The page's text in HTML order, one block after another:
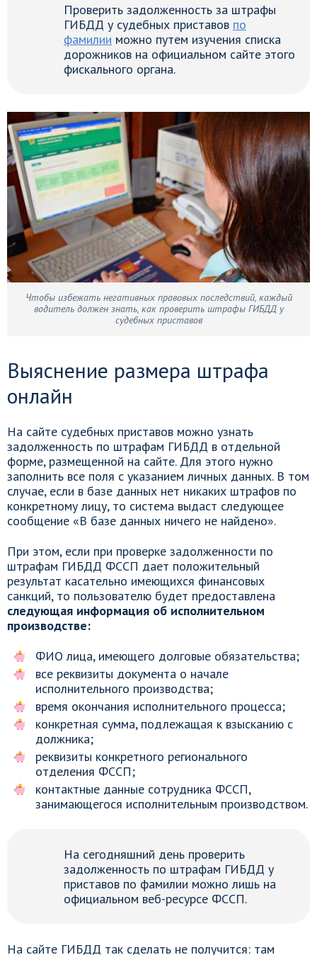
Проверить задолженность за штрафы
ГИБДД у судебных приставов по
фамилии можно путем изучения списка
дорожников на официальном сайте этого
фискального органа.
Чтобы избежать негативных правовых последствий, каждый
водитель должен знать, как проверить штрафы ГИБДД у
судебных приставов
Выяснение размера штрафа
онлайн
На сайте судебных приставов можно узнать
задолженность по штрафам ГИБДД в отдельной
форме, размещенной на сайте. Для этого нужно
заполнить все поля с указанием личных данных. В том
случае, если в базе данных нет никаких штрафов по
конкретному лицу, то система выдаст следующее
сообщение «В базе данных ничего не найдено».
При этом, если при проверке задолженности по
штрафам ГИБДД ФССП дает положительный
результат касательно имеющихся финансовых
санкций, то пользователю будет предоставлена
следующая информация об исполнительном
производстве:
ФИО лица, имеющего долговые обязательства;
все реквизиты документа о начале
исполнительного производства;
время окончания исполнительного процесса;
конкретная сумма, подлежащая к взысканию с
должника;
реквизиты конкретного регионального
отделения ФССП;
контактные данные сотрудника ФССП,
занимающегося исполнительным производством.
На сегодняшний день проверить
задолженность по штрафам ГИБДД у
приставов по фамилии можно лишь на
официальном веб-ресурсе ФССП.
На сайте ГИБДД так сделать не получится: там